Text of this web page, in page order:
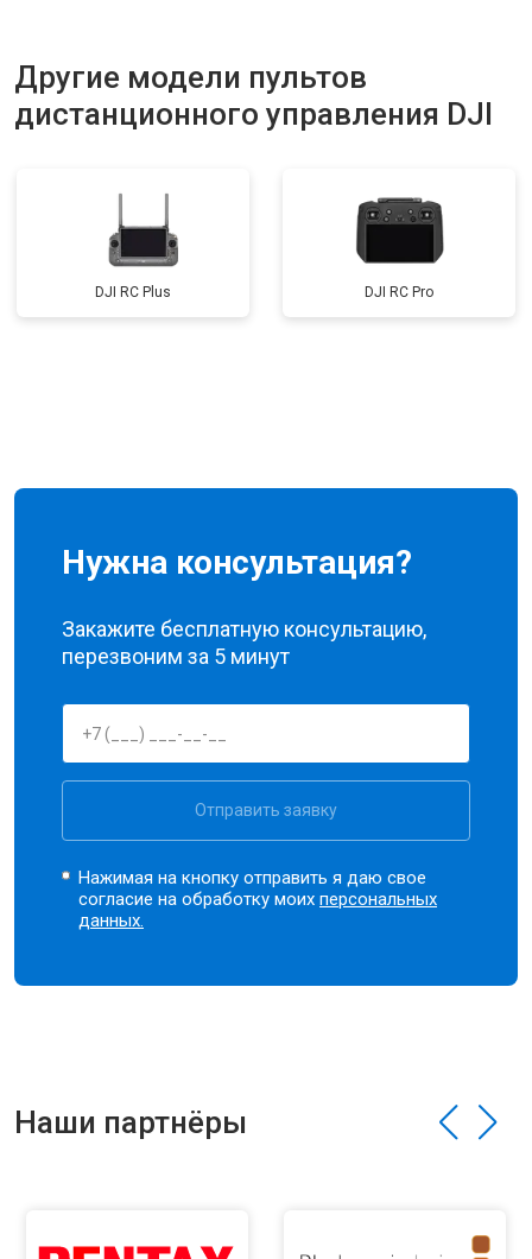
Другие модели пультов
дистанционного управления DJI
DJI RC Plus DJI RC Pro
Нужна консультация?
Закажите бесплатную консультацию,
перезвоним за 5 минут
Отправить заявку
Нажимая на кнопку отправить я даю свое
согласие на обработку моихперсональных
данных.
Наши партнёры